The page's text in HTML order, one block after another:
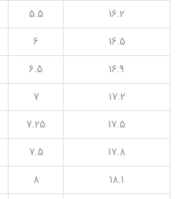
16.2
5.5
16.5
6
16.9
6.5
17.2
7
17.5
7.25
17.8
7.5
18.1
8